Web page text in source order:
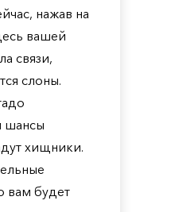
нажав на
вашей
связи,
слоны.
шансы
хищники.
вам будет